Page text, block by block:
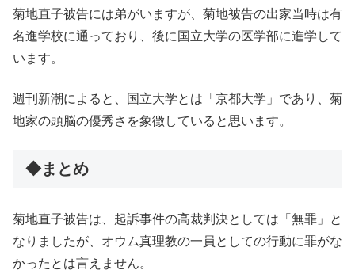
菊地直子被告には弟がいますが、菊地被告の出家当時は有
名進学校に通っており、後に国立大学の医学部に進学して
います。
週刊新潮によると、国立大学とは「京都大学」であり、菊
地家の頭脳の優秀さを象徴していると思います。
◆まとめ
菊地直子被告は、起訴事件の高裁判決としては「無罪」と
なりましたが、オウム真理教の一員としての行動に罪がな
かったとは言えません。